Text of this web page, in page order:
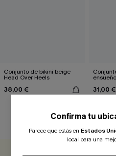
Conjunto de bikini beige
Head Over Heels
38,00 €
ensueño
31,00 €
RESEÑAS
Confirma tu
Parece que estás en Estados
local para una